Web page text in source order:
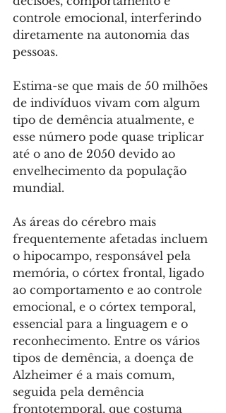
controle emocional, interferindo
diretamente na autonomia das
pessoas.
Estima-se que mais de 50 milhões
de indivíduos vivam com algum
tipo de demência atualmente, e
esse número pode quase triplicar
até o ano de 2050 devido ao
envelhecimento da população
mundial.
As áreas do cérebro mais
frequentemente afetadas incluem
o hipocampo, responsável pela
memória, o córtex frontal, ligado
ao comportamento e ao controle
emocional, e o córtex temporal,
essencial para a linguagem e o
reconhecimento. Entre os vários
tipos de demência, a doença de
Alzheimer é a mais comum,
seguida pela demência
frontotemporal, que costuma